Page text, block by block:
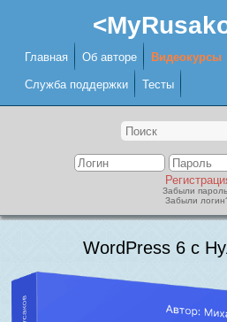
Главная Об авторе Видеокурсы
Служба поддержки Тесты
Забыли
Забыли
WordPress 6 с